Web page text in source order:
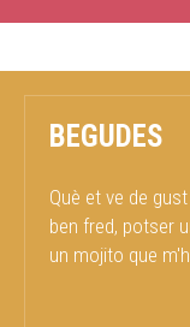
BEGUDES
Què et ve de
ben fred, potser
un mojito que